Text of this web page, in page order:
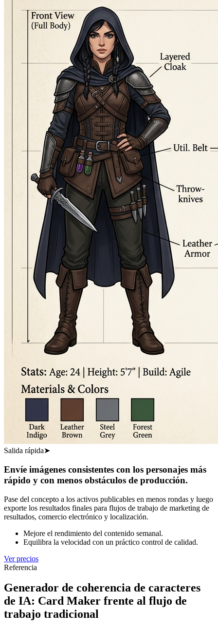
Salida rápida➤
Envíe imágenes consistentes con los personajes más
rápido y con menos obstáculos de producción.
Pase del concepto a los activos publicables en menos rondas y luego
exporte los resultados finales para flujos de trabajo de marketing de
resultados, comercio electrónico y localización.
Mejore el rendimiento del contenido semanal.
Equilibra la velocidad con un práctico control de calidad.
Ver precios
Referencia
Generador de coherencia de caracteres
de IA: Card Maker frente al flujo de
trabajo tradicional